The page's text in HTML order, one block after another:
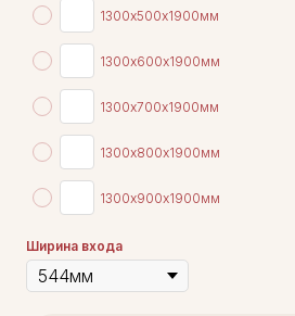
1300х500х1900мм
1300х600х1900мм
1300х700х1900мм
1300х800х1900мм
1300х900х1900мм
Ширина входа